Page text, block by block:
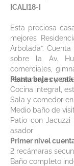
ICALI18-I
Esta preciosa
mejores
Arbolada”.
sobre la Av.
comerciales,
restaurantes y
Planta baja cuenta
Cocina integral,
Sala y comedor
Medio baño de
Patio con
asador
Primer nivel
2 recámaras
Baño completo